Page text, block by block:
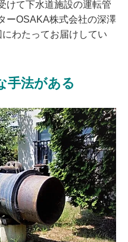
けて下水道施設の運転管
ーOSAKA株式会社の深澤
わたってお届けしてい
手法がある